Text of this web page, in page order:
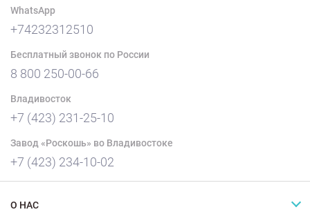
WhatsApp
+74232312510
Бесплатный звонок по России
8 800 250-00-66
Владивосток
+7 (423) 231-25-10
Завод «Роскошь» во Владивостоке
+7 (423) 234-10-02
О НАС